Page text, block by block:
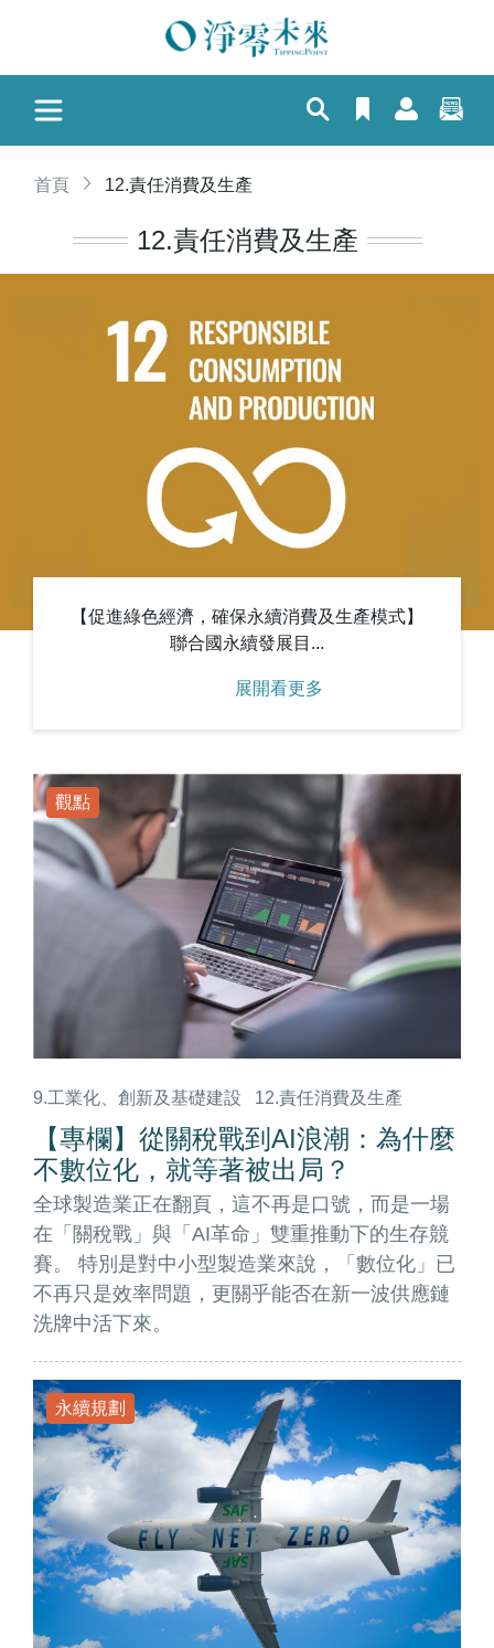
首頁 12.責任消費及生產
12.責任消費及生產
【促進綠色經濟，確保永續消費及生產模式】
聯合國永續發展目...
展開看更多
觀點
9.工業化、創新及基礎建設 12.責任消費及生產
【專欄】從關稅戰到AI浪潮：為什麼
不數位化，就等著被出局？
全球製造業正在翻頁，這不再是口號，而是一場
在「關稅戰」與「AI革命」雙重推動下的生存競
賽。 特別是對中小型製造業來說，「數位化」已
不再只是效率問題，更關乎能否在新一波供應鏈
洗牌中活下來。
永續規劃